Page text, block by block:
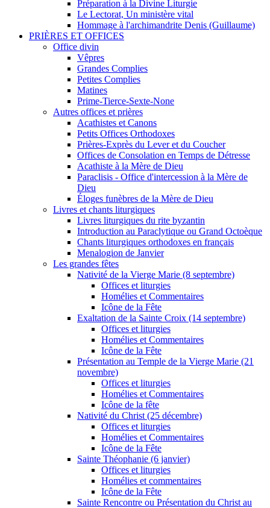
Préparation à la Divine Liturgie
Le Lectorat, Un ministère vital
Hommage à l'archimandrite Denis (Guillaume)
PRIÈRES ET OFFICES
Office divin
Vêpres
Grandes Complies
Petites Complies
Matines
Prime-Tierce-Sexte-None
Autres offices et prières
Acathistes et Canons
Petits Offices Orthodoxes
Prières-Exprès du Lever et du Coucher
Offices de Consolation en Temps de Détresse
Acathiste à la Mère de Dieu
Paraclisis - Office d'intercession à la Mère de
Dieu
Éloges funèbres de la Mère de Dieu
Livres et chants liturgiques
Livres liturgiques du rite byzantin
Introduction au Paraclytique ou Grand Octoèque
Chants liturgiques orthodoxes en français
Menalogion de Janvier
Les grandes fêtes
Nativité de la Vierge Marie (8 septembre)
Offices et liturgies
Homélies et Commentaires
Icône de la Fête
Exaltation de la Sainte Croix (14 septembre)
Offices et liturgies
Homélies et Commentaires
Icône de la Fête
Présentation au Temple de la Vierge Marie (21
novembre)
Offices et liturgies
Homélies et Commentaires
Icône de la fête
Nativité du Christ (25 décembre)
Offices et liturgies
Homélies et Commentaires
Icône de la Fête
Sainte Théophanie (6 janvier)
Offices et liturgies
Homélies et commentaires
Icône de la Fête
Sainte Rencontre ou Présentation du Christ au